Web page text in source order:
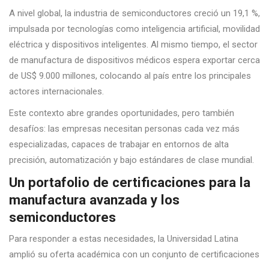
A nivel global, la industria de semiconductores creció un 19,1 %,
impulsada por tecnologías como inteligencia artificial, movilidad
eléctrica y dispositivos inteligentes. Al mismo tiempo, el sector
de manufactura de dispositivos médicos espera exportar cerca
de US$ 9.000 millones, colocando al país entre los principales
actores internacionales.
Este contexto abre grandes oportunidades, pero también
desafíos: las empresas necesitan personas cada vez más
especializadas, capaces de trabajar en entornos de alta
precisión, automatización y bajo estándares de clase mundial.
Un portafolio de certificaciones para la
manufactura avanzada y los
semiconductores
Para responder a estas necesidades, la Universidad Latina
amplió su oferta académica con un conjunto de certificaciones